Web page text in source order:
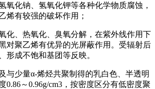
氧化钠、氢氧化钾等各种化学物质腐蚀，
烯有较强的破坏作用；
、热氧化、臭氧分解，在紫外线作用下
对聚乙烯有优异的光屏蔽作用。受辐射后
形成不饱和基团等反映。
与少量α-烯烃共聚制得的乳白色、半透明
0.86～0.96g/cm3 ，按密度区分有低密度聚